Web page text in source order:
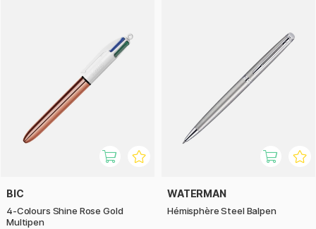
BIC
4-Colours Shine Rose Gold
Multipen
WATERMAN
Hémisphère Steel Balpen